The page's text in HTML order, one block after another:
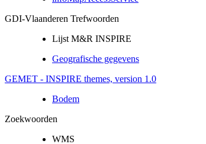
GDI-Vlaanderen Trefwoorden
Lijst M&R INSPIRE
Geografische gegevens
GEMET - INSPIRE themes, version 1.0
Bodem
Zoekwoorden
WMS